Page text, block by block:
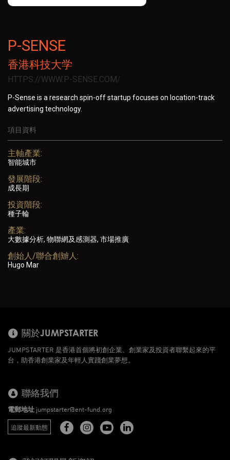
P-SENSE
香港科技大学
HTTPS://WWW.P-SENSE.COM/
P-Sense is a research spin-off startup focuses on location-track
advertising technology.
項目資料
主軸產業:
智能城市
發展階段:
成長期
投資階段:
種子輪
產業:
大數據分析, 物聯網及感測器, 市場推廣
創始人/聯合創辧人:
Hugo Mar
關於JUMPSTARTER
JUMPSTARTER 是香港首個將初創企業、創業家及投資者聯繫起來的平
台，助香港創業家及年輕人實踐創業夢想。
聯絡我們
電郵地址 jumpstarter@ent-fund.org
追蹤最新動態